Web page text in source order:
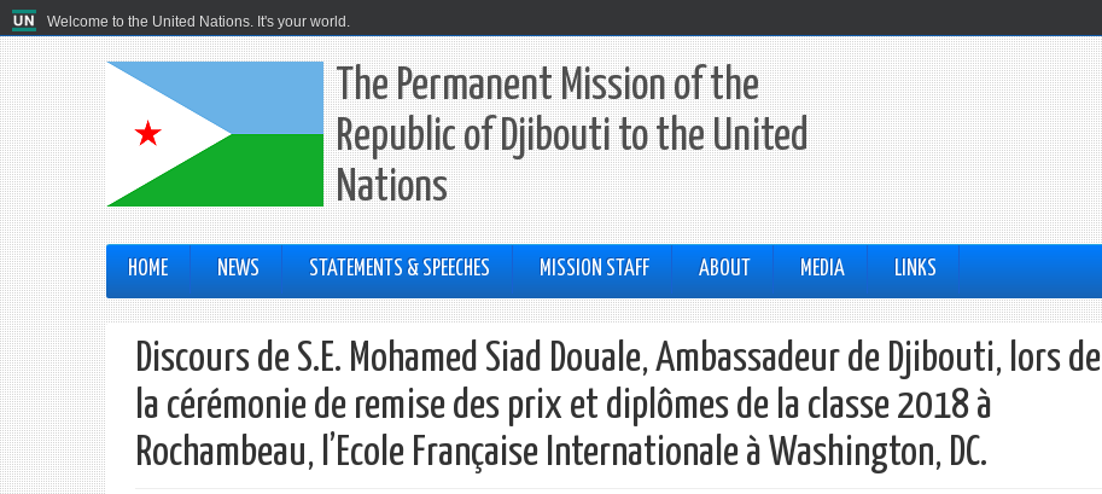
Welcome to the United Nations. It's your world.
The Permanent Mission of the
Republic of Djibouti to the United
Nations
HOME NEWS STATEMENTS & SPEECHES MISSION STAFF ABOUT MEDIA LINKS
Discours de S.E. Mohamed Siad Douale, Ambassadeur de Djibouti, lors de
la cérémonie de remise des prix et diplômes de la classe 2018 à
Rochambeau, l’Ecole Française Internationale à Washington, DC.